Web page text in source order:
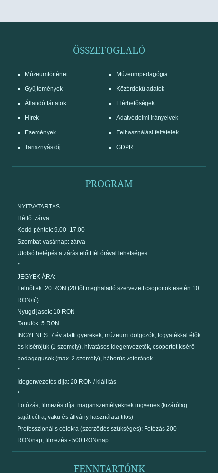
ÖSSZEFOGLALÓ
Múzeumtörténet
Gyűjtemények
Állandó tárlatok
Hírek
Események
Tarisznyás díj
Múzeumpedagógia
Közérdekű adatok
Elérhetőségek
Adatvédelmi irányelvek
Felhasználási feltételek
GDPR
PROGRAM
NYITVATARTÁS
Hétfő: zárva
Kedd-péntek: 9.00–17.00
Szombat-vasárnap: zárva
Utolsó belépés a zárás előtt fél órával lehetséges.
*
JEGYEK ÁRA:
Felnőttek: 20 RON (20 főt meghaladó szervezett csoportok esetén 10
RON/fő)
Nyugdíjasok: 10 RON
Tanulók: 5 RON
INGYENES: 7 év alatti gyerekek, múzeumi dolgozók, fogyatékkal élők
és kísérőjük (1 személy), hivatásos idegenvezetők, csoportot kísérő
pedagógusok (max. 2 személy), háborús veteránok
*
Idegenvezetés díja: 20 RON / kiállítás
*
Fotózás, filmezés díja: magánszemélyeknek ingyenes (kizárólag
saját célra, vaku és állvány használata tilos)
Professzionális célokra (szerződés szükséges): Fotózás 200
RON/nap, filmezés - 500 RON/nap
FENNTARTÓNK